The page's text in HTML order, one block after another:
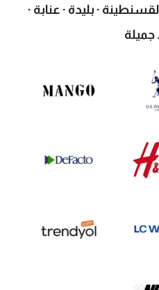
· بليدة · عنابة ·
جميلة